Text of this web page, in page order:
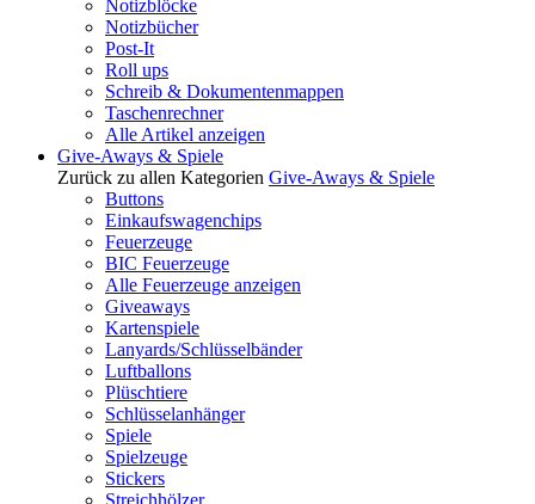
Notizblöcke
Notizbücher
Post-It
Roll ups
Schreib & Dokumentenmappen
Taschenrechner
Alle Artikel anzeigen
Give-Aways & Spiele
Zurück zu allen Kategorien Give-Aways & Spiele
Buttons
Einkaufswagenchips
Feuerzeuge
BIC Feuerzeuge
Alle Feuerzeuge anzeigen
Giveaways
Kartenspiele
Lanyards/Schlüsselbänder
Luftballons
Plüschtiere
Schlüsselanhänger
Spiele
Spielzeuge
Stickers
Streichhölzer